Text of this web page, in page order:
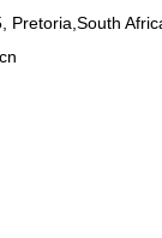
Pretoria,South